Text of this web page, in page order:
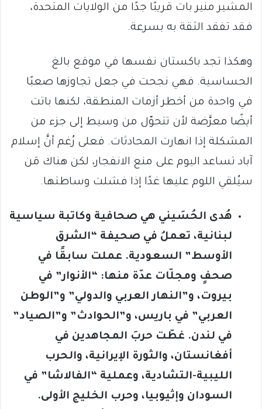
المشير منير بات قريبًا جدًا من الولايات المتحدة،
فقد تفقد الثقة به بسرعة.
وهكذا تجد باكستان نفسها في موقع بالغ
الحساسية. فهي نجحت في جعل تجاوزها صعبًا
في واحدة من أخطر أزمات المنطقة، لكنها باتت
أيضًا معرَّضة لأن تتحوّل من وسيط إلى جزء من
المشكلة إذا انهارت المحادثات. فعلى رُغم أنَّ إسلام
آباد تساعد اليوم على منع الانفجار، لكن هناك مَن
سيُلقي اللوم عليها غدًا إذا فشلت وساطتها.
هُدى الحُسَيني هي صحافية وكاتبة سياسية
لبنانية، تعملُ في صحيفة “الشرق
الأوسط” السعودية. عملت سابقًا في
صحفٍ ومجلّات عدّة منها: “الأنوار” في
بيروت، و”النهار العربي والدولي” و”الوطن
العربي” في باريس، و”الحوادث” و”الصياد”
في لندن. غطّت حربَ المجاهدين في
أفغانستان، والثورة الإيرانية، والحرب
الليبية-التشادية، وعملية “الفالاشا” في
السودان وإثيوبيا، وحرب الخليج الأولى.